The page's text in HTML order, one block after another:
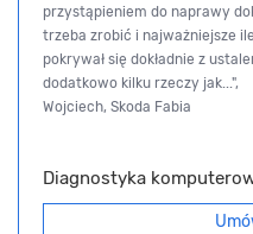
przystąpieniem do naprawy
trzeba zrobić i najważniejsze
pokrywał się dokładnie z
dodatkowo kilku rzeczy jak...",
Wojciech, Skoda Fabia
Diagnostyka